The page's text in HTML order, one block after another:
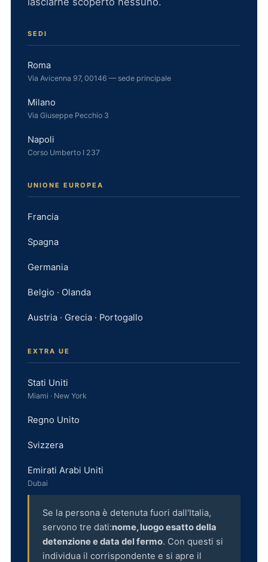
SEDI
Roma
Via Avicenna 97, 00146 — sede principale
Milano
Via Giuseppe Pecchio 3
Napoli
Corso Umberto I 237
UNIONE EUROPEA
Francia
Spagna
Germania
Belgio · Olanda
Austria · Grecia · Portogallo
EXTRA UE
Stati Uniti
Miami · New York
Regno Unito
Svizzera
Emirati Arabi Uniti
Dubai
Se la persona è detenuta fuori dall'Italia,
servono tre dati:nome, luogo esatto della
detenzione e data del fermo. Con questi si
individua il corrispondente e si apre il